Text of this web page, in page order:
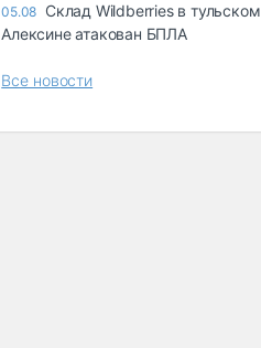
05.08 Склад Wildberries в тульском
Алексине атакован БПЛА
Все новости